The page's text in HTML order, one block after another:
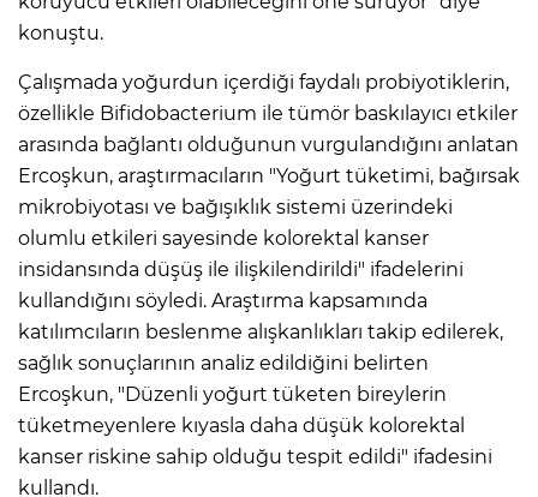
konuştu.
Çalışmada yoğurdun içerdiği faydalı probiyotiklerin,
özellikle Bifidobacterium ile tümör baskılayıcı etkiler
arasında bağlantı olduğunun vurgulandığını anlatan
Ercoşkun, araştırmacıların "Yoğurt tüketimi, bağırsak
mikrobiyotası ve bağışıklık sistemi üzerindeki
olumlu etkileri sayesinde kolorektal kanser
insidansında düşüş ile ilişkilendirildi" ifadelerini
kullandığını söyledi. Araştırma kapsamında
katılımcıların beslenme alışkanlıkları takip edilerek,
sağlık sonuçlarının analiz edildiğini belirten
Ercoşkun, "Düzenli yoğurt tüketen bireylerin
tüketmeyenlere kıyasla daha düşük kolorektal
kanser riskine sahip olduğu tespit edildi" ifadesini
kullandı.